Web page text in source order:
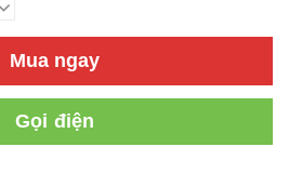
Mua ngay
Gọi điện